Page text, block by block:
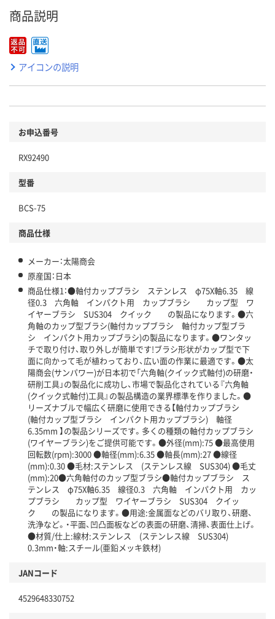
商品説明
アイコンの説明
お申込番号
RX92490
型番
BCS-75
商品仕様
メーカー：太陽商会
原産国：日本
商品仕様1：●軸付カップブラシ ステンレス φ75X軸6.35 線
径0.3 六角軸 インパクト用 カップブラシ カップ型 ワ
イヤーブラシ SUS304 クイック の製品になります。●六
角軸のカップ型ブラシ(軸付カップブラシ 軸付カップ型ブラ
シ インパクト用カップブラシ)の製品になります。●ワンタッ
チで取り付け、取り外しが簡単です!ブラシ形状がカップ型で下
面に向かって毛が植わっており、広い面の作業に最適です。●太
陽商会(サンパワー)が日本初で「六角軸(クイック式軸付)の研磨・
研削工具」の製品化に成功し、市場で製品化されている『六角軸
(クイック式軸付)工具』の製品構造の業界標準を作りました。●
リーズナブルで幅広く研磨に使用できる【軸付カップブラシ
(軸付カップ型ブラシ インパクト用カップブラシ) 軸径
6.35mm 】の製品シリーズです。多くの種類の軸付カップブラシ
(ワイヤーブラシ)をご提供可能です。●外径(mm):75 ●最高使用
回転数(rpm):3000 ●軸径(mm):6.35 ●軸長(mm):27 ●線径
(mm):0.30 ●毛材:ステンレス (ステンレス線 SUS304) ●毛丈
(mm):20●六角軸付のカップ型ブラシ●軸付カップブラシ ス
テンレス φ75X軸6.35 線径0.3 六角軸 インパクト用 カッ
プブラシ カップ型 ワイヤーブラシ SUS304 クイッ
ク の製品になります。●用途:金属面などのバリ取り、研磨、
洗浄など。・平面、凹凸面板などの表面の研磨、清掃、表面仕上げ。
●材質/仕上:線材:ステンレス (ステンレス線 SUS304)
0.3mm・軸:スチール(亜鉛メッキ鉄材)
JANコード
4529648330752